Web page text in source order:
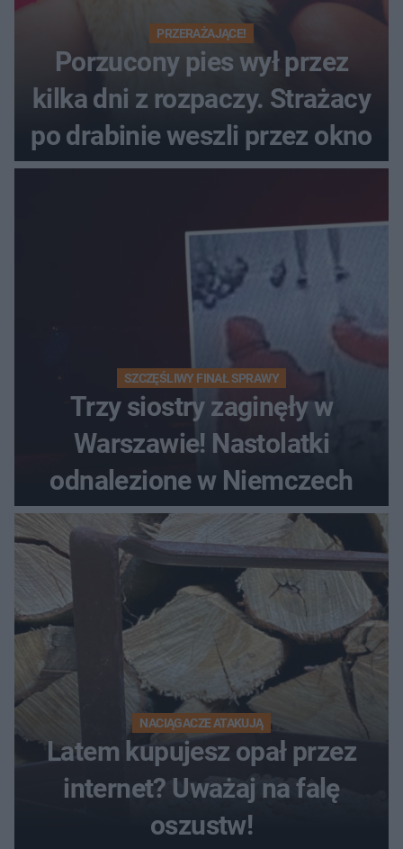
PRZERAŻAJĄCE!
Porzucony pies wył przez
kilka dni z rozpaczy. Strażacy
po drabinie weszli przez okno
SZCZĘŚLIWY FINAŁ SPRAWY
Trzy siostry zaginęły w
Warszawie! Nastolatki
odnalezione w Niemczech
NACIĄGACZE ATAKUJĄ
Latem kupujesz opał przez
internet? Uważaj na falę
oszustw!